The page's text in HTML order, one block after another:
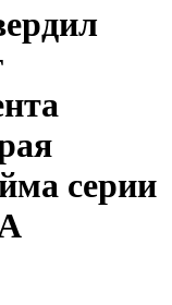
серии